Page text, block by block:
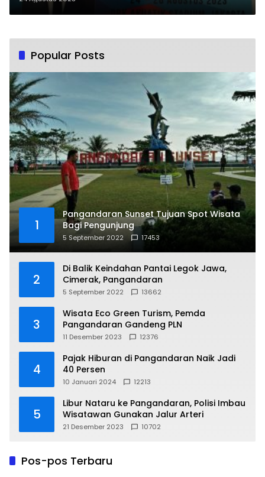
Popular Posts
1
Pangandaran Sunset Tujuan Spot Wisata
Bagi Pengunjung
5 September 2022 17453
2
Di Balik Keindahan Pantai Legok Jawa,
Cimerak, Pangandaran
5 September 2022 13662
3
Wisata Eco Green Turism, Pemda
Pangandaran Gandeng PLN
11 Desember 2023 12376
4
Pajak Hiburan di Pangandaran Naik Jadi
40 Persen
10 Januari 2024 12213
5
Libur Nataru ke Pangandaran, Polisi Imbau
Wisatawan Gunakan Jalur Arteri
21 Desember 2023 10702
Pos-pos Terbaru